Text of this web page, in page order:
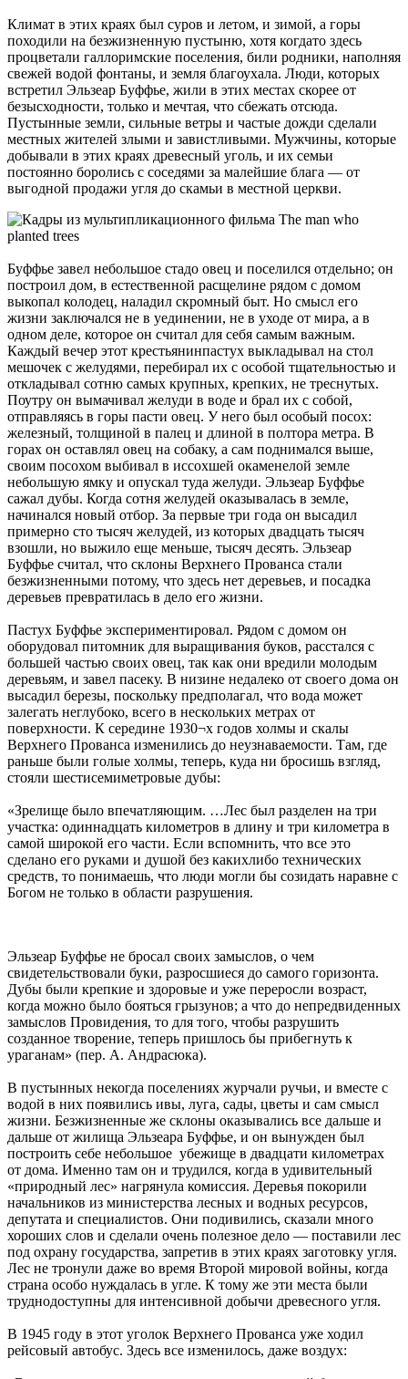
Климат в этих краях был суров и летом, и зимой, а горы
походили на безжизненную пустыню, хотя когда­то здесь
процветали галло­римские поселения, били родники, наполняя
свежей водой фонтаны, и земля благоухала. Люди, которых
встретил Эльзеар Буффье, жили в этих местах скорее от
безысходности, только и мечтая, что сбежать отсюда.
Пустынные земли, сильные ветры и частые дожди сделали
местных жителей злыми и завистливыми. Мужчины, которые
добывали в этих краях древесный уголь, и их семьи
постоянно боролись с соседями за малейшие блага — от
выгодной продажи угля до скамьи в местной церкви.
Буффье завел небольшое стадо овец и поселился отдельно; он
построил дом, в естественной расщелине рядом с домом
выкопал колодец, наладил скромный быт. Но смысл его
жизни заключался не в уединении, не в уходе от мира, а в
одном деле, которое он считал для себя самым важным.
Каждый вечер этот крестьянин­пастух выкладывал на стол
мешочек с желудями, перебирал их с особой тщательностью и
откладывал сотню самых крупных, крепких, не треснутых.
Поутру он вымачивал желуди в воде и брал их с собой,
отправляясь в горы пасти овец. У него был особый посох:
железный, толщиной в палец и длиной в полтора метра. В
горах он оставлял овец на собаку, а сам поднимался выше,
своим посохом выбивал в иссохшей окаменелой земле
небольшую ямку и опускал туда желуди. Эльзеар Буффье
сажал дубы. Когда сотня желудей оказывалась в земле,
начинался новый отбор. За первые три года он высадил
примерно сто тысяч желудей, из которых двадцать тысяч
взошли, но выжило еще меньше, тысяч десять. Эльзеар
Буффье считал, что склоны Верхнего Прованса стали
безжизненными потому, что здесь нет деревьев, и посадка
деревьев превратилась в дело его жизни.
Пастух Буффье экспериментировал. Рядом с домом он
оборудовал питомник для выращивания буков, расстался с
большей частью своих овец, так как они вредили молодым
деревьям, и завел пасеку. В низине недалеко от своего дома он
высадил березы, поскольку предполагал, что вода может
залегать неглубоко, всего в нескольких метрах от
поверхности. К середине 1930¬х годов холмы и скалы
Верхнего Прованса изменились до неузнаваемости. Там, где
раньше были голые холмы, теперь, куда ни бросишь взгляд,
стояли шести­семиметровые дубы:
«Зрелище было впечатляющим. …Лес был разделен на три
участка: одиннадцать километров в длину и три километра в
самой широкой его части. Если вспомнить, что все это
сделано его руками и душой без каких­либо технических
средств, то понимаешь, что люди могли бы созидать наравне с
Богом не только в области разрушения.
Эльзеар Буффье не бросал своих замыслов, о чем
свидетельствовали буки, разросшиеся до самого горизонта.
Дубы были крепкие и здоровые и уже переросли возраст,
когда можно было бояться грызунов; а что до непредвиденных
замыслов Провидения, то для того, чтобы разрушить
созданное творение, теперь пришлось бы прибегнуть к
ураганам» (пер. А. Андрасюка).
В пустынных некогда поселениях журчали ручьи, и вместе с
водой в них появились ивы, луга, сады, цветы и сам смысл
жизни. Безжизненные же склоны оказывались все дальше и
дальше от жилища Эльзеара Буффье, и он вынужден был
построить себе небольшое убежище в двадцати километрах
от дома. Именно там он и трудился, когда в удивительный
«природный лес» нагрянула комиссия. Деревья покорили
начальников из министерства лесных и водных ресурсов,
депутата и специалистов. Они подивились, сказали много
хороших слов и сделали очень полезное дело — поставили лес
под охрану государства, запретив в этих краях заготовку угля.
Лес не тронули даже во время Второй мировой войны, когда
страна особо нуждалась в угле. К тому же эти места были
труднодоступны для интенсивной добычи древесного угля.
В 1945 году в этот уголок Верхнего Прованса уже ходил
рейсовый автобус. Здесь все изменилось, даже воздух: